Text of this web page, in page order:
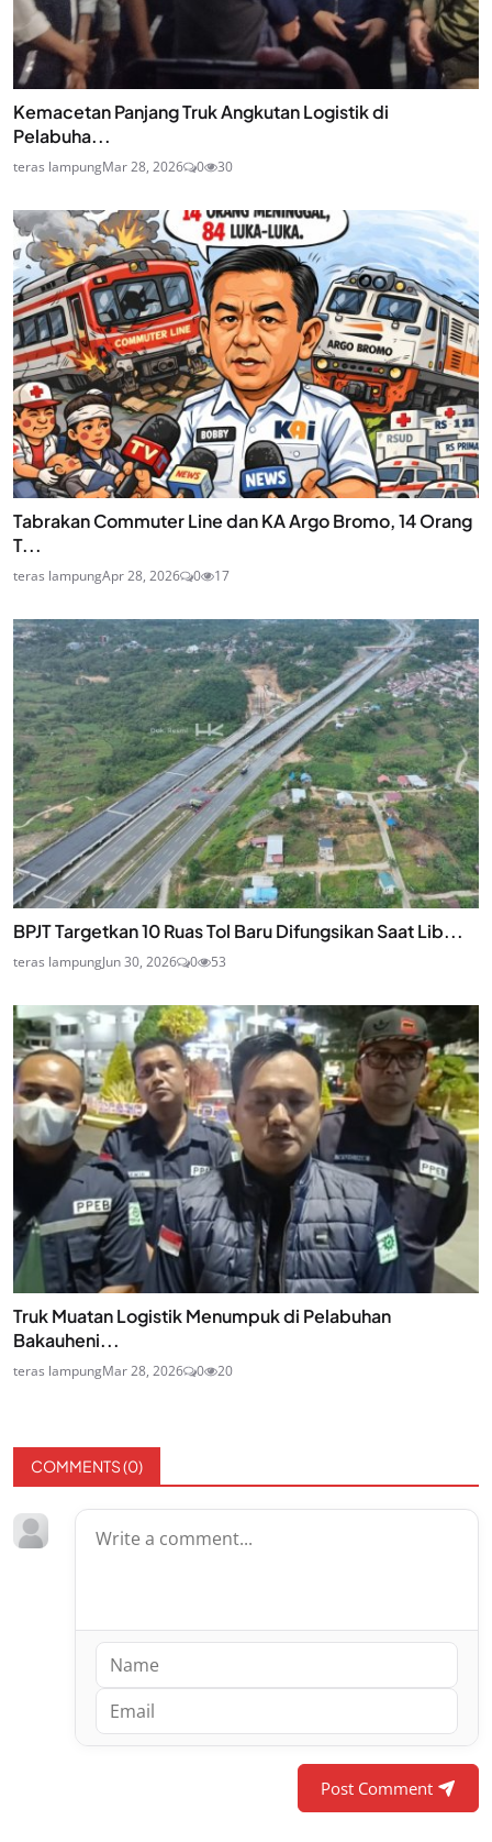
Kemacetan Panjang Truk Angkutan Logistik di
Pelabuha...
teras lampungMar 28, 2026 0 30
Tabrakan Commuter Line dan KA Argo Bromo, 14 Orang
T...
teras lampungApr 28, 2026 0 17
BPJT Targetkan 10 Ruas Tol Baru Difungsikan Saat Lib...
teras lampungJun 30, 2026 0 53
Truk Muatan Logistik Menumpuk di Pelabuhan
Bakauheni...
teras lampungMar 28, 2026 0 20
COMMENTS (0)
Post Comment